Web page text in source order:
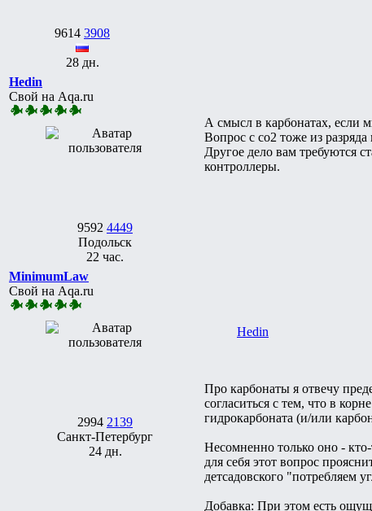
9614 3908
28 дн.
Hedin
Свой на Aqa.ru
9592 4449
Подольск
22 час.
А смысл в карбонатах, если
Вопрос с со2 тоже из
Другое дело вам требуются
контроллеры.
MinimumLaw
Свой на Aqa.ru
2994 2139
Санкт-Петербург
24 дн.
Hedin
Про карбонаты я отвечу
согласиться с тем, что в
гидрокарбоната (и/или
Несомненно только оно -
для себя этот вопрос
детсадовского "потребляем
Добавка: При этом есть